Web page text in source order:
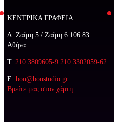
ΚΕΝΤΡΙΚΑ ΓΡΑΦΕΙΑ
Δ: Ζαΐμη 5 / Ζαΐμη 6 106 83
Αθήνα
Τ: 210 3809605-9 210 3302059-62
E: bon@bonstudio.gr
Βρείτε μας στον χάρτη